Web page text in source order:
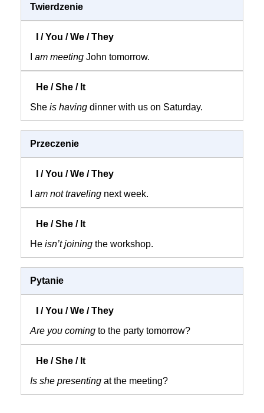
Twierdzenie
am meeting John tomorrow.
She is having dinner with us on Saturday.
Przeczenie
am not traveling next week.
He isn’t joining the workshop.
Pytanie
Are you coming to the party tomorrow?
Is she presenting at the meeting?